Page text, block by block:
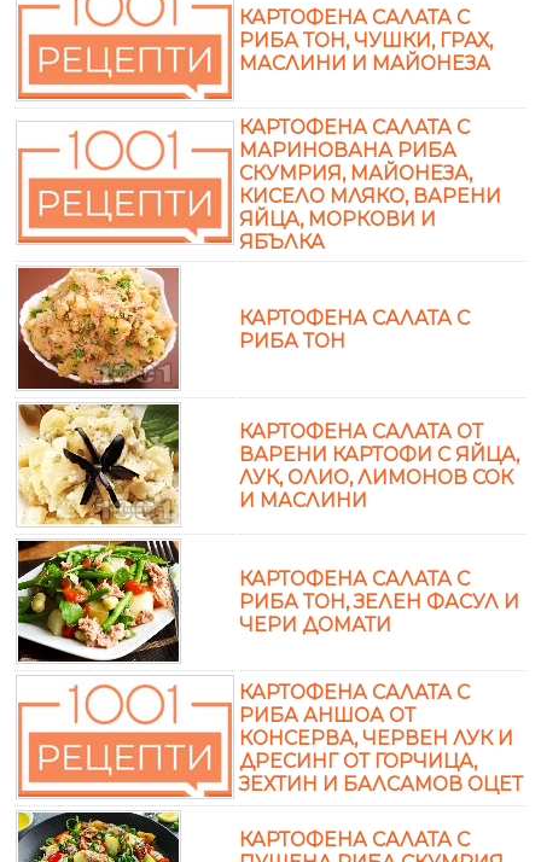
КАРТОФЕНА САЛАТА С
РИБА ТОН, ЧУШКИ, ГРАХ,
МАСЛИНИ И МАЙОНЕЗА
КАРТОФЕНА САЛАТА С
МАРИНОВАНА РИБА
СКУМРИЯ, МАЙОНЕЗА,
КИСЕЛО МЛЯКО, ВАРЕНИ
ЯЙЦА, МОРКОВИ И
ЯБЪЛКА
КАРТОФЕНА САЛАТА С
РИБА ТОН
КАРТОФЕНА САЛАТА ОТ
ВАРЕНИ КАРТОФИ С ЯЙЦА,
ЛУК, ОЛИО, ЛИМОНОВ СОК
И МАСЛИНИ
КАРТОФЕНА САЛАТА С
РИБА ТОН, ЗЕЛЕН ФАСУЛ И
ЧЕРИ ДОМАТИ
КАРТОФЕНА САЛАТА С
РИБА АНШОА ОТ
КОНСЕРВА, ЧЕРВЕН ЛУК И
ДРЕСИНГ ОТ ГОРЧИЦА,
ЗЕХТИН И БАЛСАМОВ ОЦЕТ
КАРТОФЕНА САЛАТА С